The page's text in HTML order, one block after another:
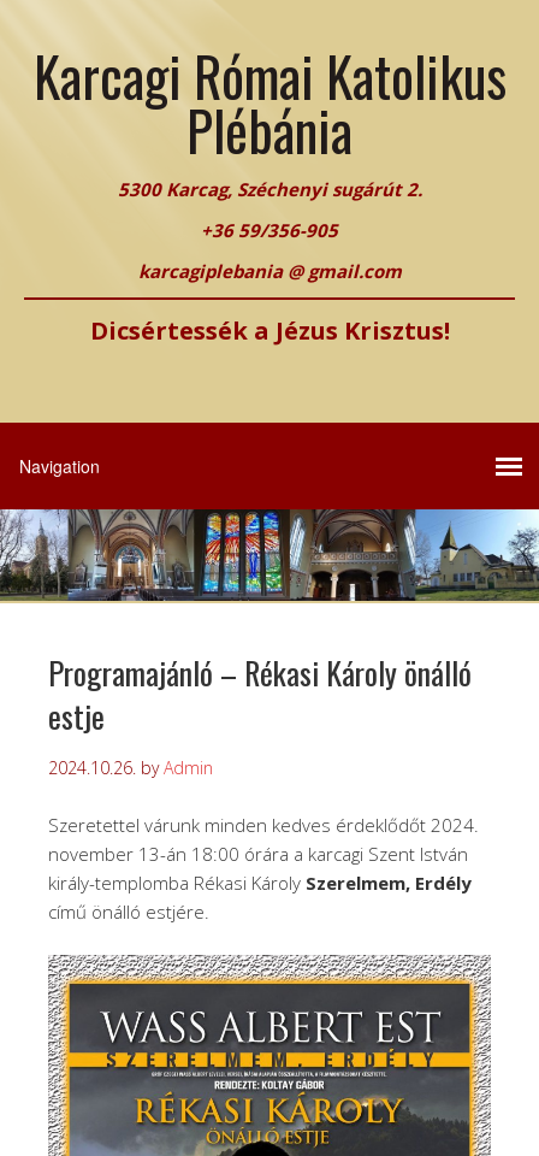
Karcagi Római Katolikus
Plébánia
5300 Karcag, Széchenyi sugárút 2.
+36 59/356-905
karcagiplebania @ gmail.com
Dicsértessék a Jézus Krisztus!
Programajánló – Rékasi Károly önálló
estje
2024.10.26. byAdmin
Szeretettel várunk minden kedves érdeklődőt 2024.
november 13-án 18:00 órára a karcagi Szent István
király-templomba Rékasi Károly Szerelmem, Erdély
című önálló estjére.